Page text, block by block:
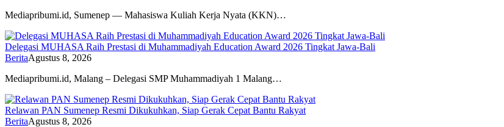
Mediapribumi.id, Sumenep — Mahasiswa Kuliah Kerja Nyata (KKN)…
Delegasi MUHASA Raih Prestasi di Muhammadiyah Education Award 2026 Tingkat Jawa-Bali
BeritaAgustus 8, 2026
Mediapribumi.id, Malang – Delegasi SMP Muhammadiyah 1 Malang…
Relawan PAN Sumenep Resmi Dikukuhkan, Siap Gerak Cepat Bantu Rakyat
BeritaAgustus 8, 2026